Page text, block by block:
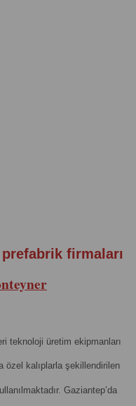
firmaları
teknoloji üretim ekipmanları
özel kalıplarla şekillendirilen
Gaziantep’da